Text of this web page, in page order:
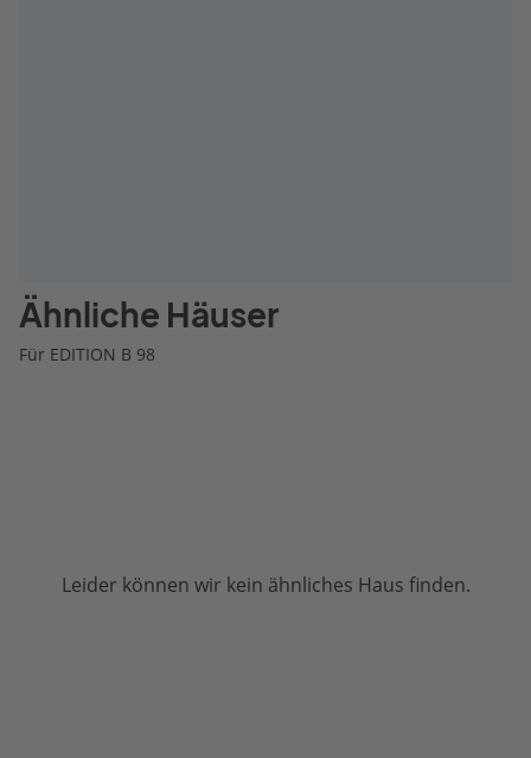
Ähnliche Häuser
Für EDITION B 98
Leider können wir kein ähnliches Haus finden.